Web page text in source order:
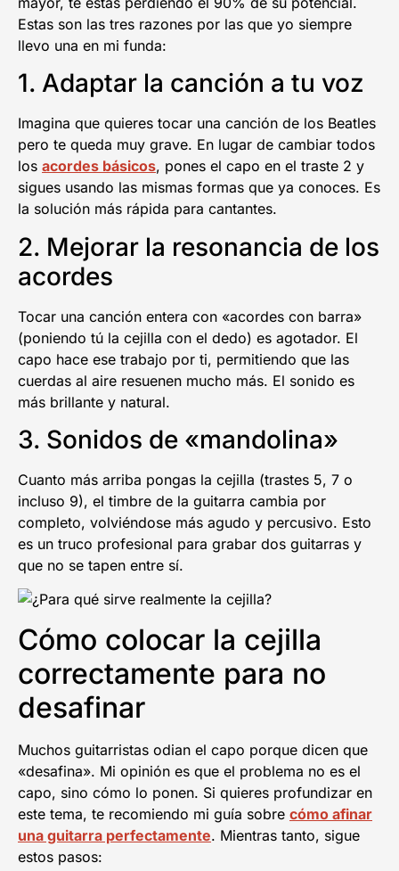
Estas son las tres razones por las que yo siempre
llevo una en mi funda:
1. Adaptar la canción a tu voz
Imagina que quieres tocar una canción de los Beatles
pero te queda muy grave. En lugar de cambiar todos
los acordes básicos, pones el capo en el traste 2 y
sigues usando las mismas formas que ya conoces. Es
la solución más rápida para cantantes.
2. Mejorar la resonancia de los
acordes
Tocar una canción entera con «acordes con barra»
(poniendo tú la cejilla con el dedo) es agotador. El
capo hace ese trabajo por ti, permitiendo que las
cuerdas al aire resuenen mucho más. El sonido es
más brillante y natural.
3. Sonidos de «mandolina»
Cuanto más arriba pongas la cejilla (trastes 5, 7 o
incluso 9), el timbre de la guitarra cambia por
completo, volviéndose más agudo y percusivo. Esto
es un truco profesional para grabar dos guitarras y
que no se tapen entre sí.
Cómo colocar la cejilla
correctamente para no
desafinar
Muchos guitarristas odian el capo porque dicen que
«desafina». Mi opinión es que el problema no es el
capo, sino cómo lo ponen. Si quieres profundizar en
este tema, te recomiendo mi guía sobre cómo afinar
una guitarra perfectamente. Mientras tanto, sigue
estos pasos: